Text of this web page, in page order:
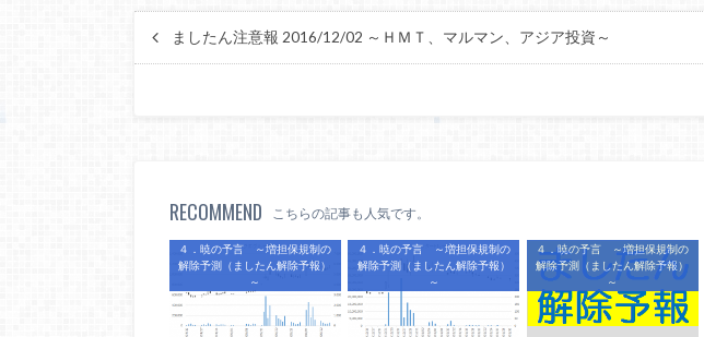
ましたん注意報 2016/12/02 ～ＨＭＴ、マルマン、アジア投資～
RECOMMEND こちらの記事も人気です。
４．暁の予言 ～増担保規制の
解除予測（ましたん解除予報）
～
４．暁の予言 ～増担保規制の
解除予測（ましたん解除予報）
～
４．暁の予言 ～増担保規制の
解除予測（ましたん解除予報）
～